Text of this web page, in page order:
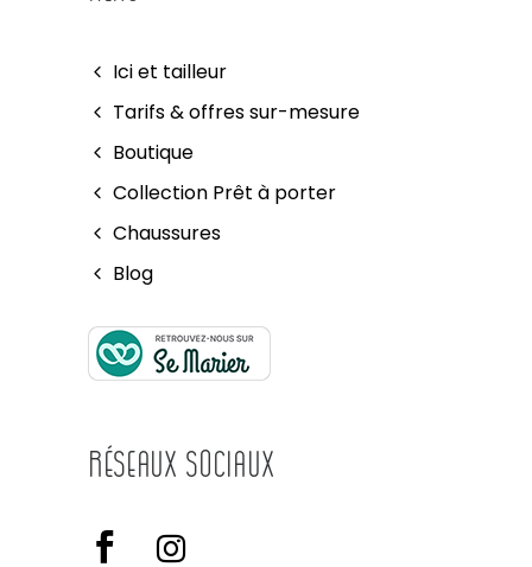
Ici et tailleur
Tarifs & offres sur-mesure
Boutique
Collection Prêt à porter
Chaussures
Blog
Réseaux Sociaux